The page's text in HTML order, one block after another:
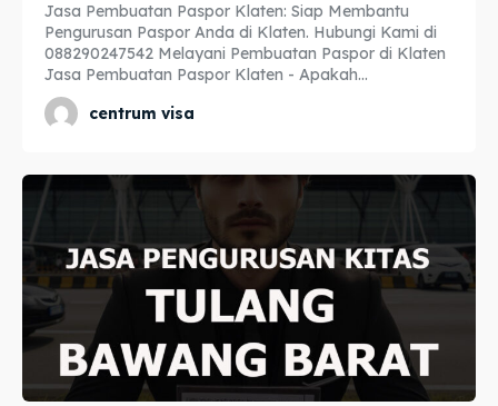
Jasa Pembuatan Paspor Klaten: Siap Membantu
Pengurusan Paspor Anda di Klaten. Hubungi Kami di
088290247542 Melayani Pembuatan Paspor di Klaten
Jasa Pembuatan Paspor Klaten - Apakah...
centrum visa